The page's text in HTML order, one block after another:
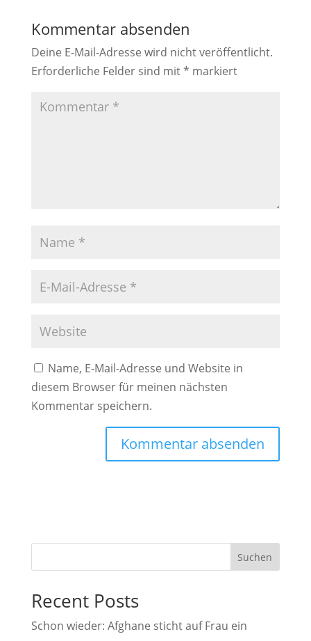
Kommentar absenden
Deine E-Mail-Adresse wird nicht veröffentlicht.
Erforderliche Felder sind mit* markiert
Name, E-Mail-Adresse und Website in
diesem Browser für meinen nächsten
Kommentar speichern.
r
t
i
Suchen
Recent Posts
Schon wieder: Afghane sticht auf Frau ein